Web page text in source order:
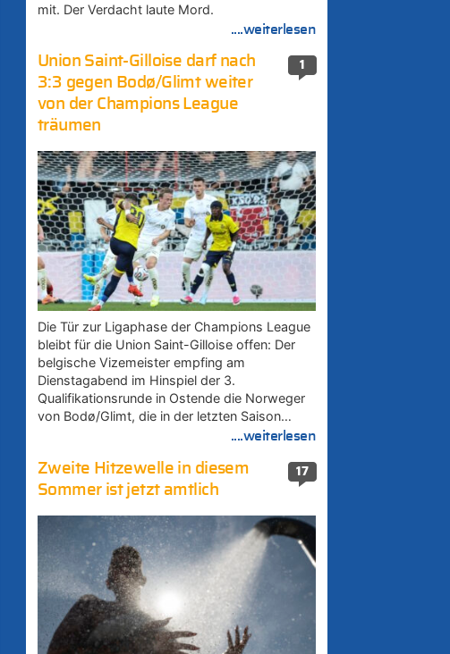
mit. Der Verdacht laute Mord.
....weiterlesen
1
Union Saint-Gilloise darf nach
3:3 gegen Bodø/Glimt weiter
von der Champions League
träumen
Die Tür zur Ligaphase der Champions League
bleibt für die Union Saint-Gilloise offen: Der
belgische Vizemeister empfing am
Dienstagabend im Hinspiel der 3.
Qualifikationsrunde in Ostende die Norweger
von Bodø/Glimt, die in der letzten Saison…
....weiterlesen
17
Zweite Hitzewelle in diesem
Sommer ist jetzt amtlich